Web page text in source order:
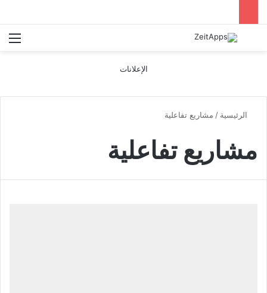
بحث عن
الإعلانات
الرئيسية / مشاريع تفاعلية
مشاريع تفاعلية